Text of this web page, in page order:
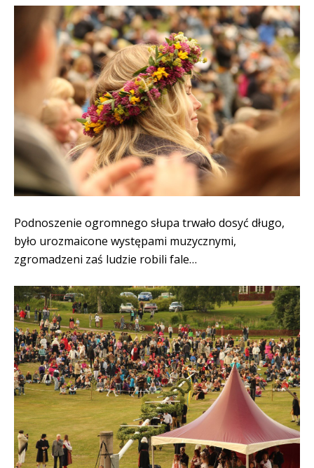
Podnoszenie ogromnego słupa trwało dosyć długo,
było urozmaicone występami muzycznymi,
zgromadzeni zaś ludzie robili fale…